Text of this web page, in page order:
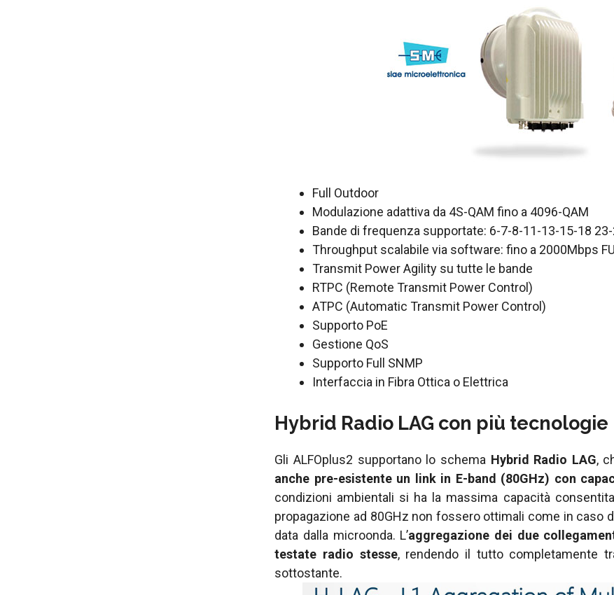
Full Outdoor
Modulazione adattiva da 4S-QAM fino a 4096-QAM
Bande di frequenza supportate: 6-7-8-11-13-15-18
Throughput scalabile via software: fino a 2000Mbps
Transmit Power Agility su tutte le bande
RTPC (Remote Transmit Power Control)
ATPC (Automatic Transmit Power Control)
Supporto PoE
Gestione QoS
Supporto Full SNMP
Interfaccia in Fibra Ottica o Elettrica
Hybrid Radio LAG con più tecnologie
Gli ALFOplus2 supportano lo schema Hybrid Radio LAG,
anche pre-esistente un link in E-band (80GHz) con
condizioni ambientali si ha la massima capacità
propagazione ad 80GHz non fossero ottimali come in caso
data dalla microonda. L’aggregazione dei due
testate radio stesse, rendendo il tutto completamente
sottostante.